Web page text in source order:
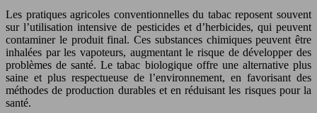
Les pratiques agricoles conventionnelles du tabac reposent souvent
sur l’utilisation intensive de pesticides et d’herbicides, qui peuvent
contaminer le produit final. Ces substances chimiques peuvent être
inhalées par les vapoteurs, augmentant le risque de développer des
problèmes de santé. Le tabac biologique offre une alternative plus
saine et plus respectueuse de l’environnement, en favorisant des
méthodes de production durables et en réduisant les risques pour la
santé.